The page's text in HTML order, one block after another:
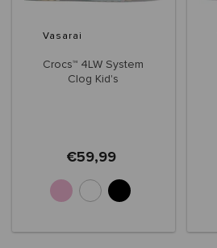
Vasarai
Crocs™ 4LW System
Clog Kid's
€59,99